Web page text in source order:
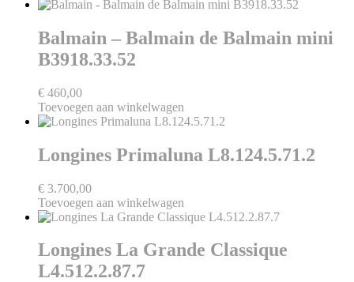
Balmain – Balmain de Balmain mini
B3918.33.52
€ 460,00
Toevoegen aan winkelwagen
Longines Primaluna L8.124.5.71.2
€ 3.700,00
Toevoegen aan winkelwagen
Longines La Grande Classique
L4.512.2.87.7